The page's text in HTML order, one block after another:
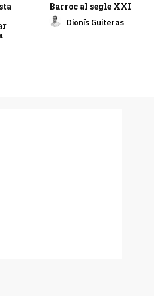
Barroc al segle XXI
Dionís Guiteras